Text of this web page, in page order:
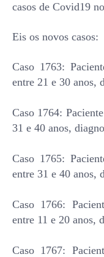
casos de Covid19
Eis os novos casos:
Caso 1763:
entre 21 e 30 anos,
Caso 1764:
31 e 40 anos,
Caso 1765:
entre 31 e 40 anos,
Caso 1766:
entre 11 e 20 anos,
Caso 1767: